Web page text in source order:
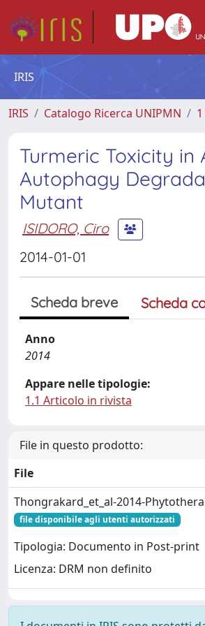
IRIS
IRIS Catalogo Ricerca UNIPMN
Turmeric Toxicity in
Autophagy
Mutant
ISIDORO, Ciro
2014-01-01
Scheda breve Scheda
Anno
2014
Appare nelle tipologie:
1.1 Articolo in rivista
File in questo prodotto:
File
Thongrakard_et_al-2014-
file disponibile agli utenti autorizzati
Tipologia: Documento in Post-print
Licenza: DRM non definito